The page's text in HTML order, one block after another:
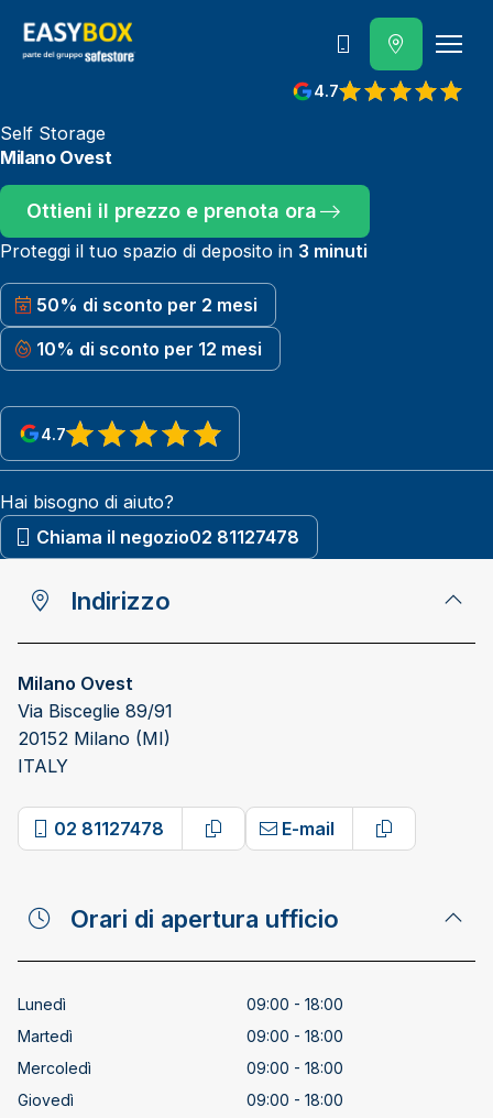
4.7
View reviews on Google
800 202 662
Self Storage
Milano Ovest
Ottieni il prezzo e prenota ora
Proteggi il tuo spazio di deposito in 3 minuti
50% di sconto per 2 mesi
10% di sconto per 12 mesi
4.7
View reviews on Google
Hai bisogno di aiuto?
Chiama il negozio02 81127478
Indirizzo
Milano Ovest
Via Bisceglie 89/91
20152 Milano (MI)
ITALY
02 81127478
Copy phone number
E-mail
Copy email
Orari di apertura ufficio
Lunedì
09:00 - 18:00
Martedì
09:00 - 18:00
Mercoledì
09:00 - 18:00
Giovedì
09:00 - 18:00